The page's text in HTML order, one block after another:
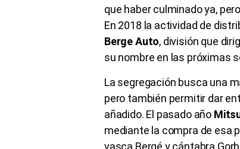
que haber culminado ya,
En 2018 la actividad de
Berge Auto, división que
su nombre en las próximas
La segregación busca una
pero también permitir dar
añadido. El pasado año
mediante la compra de esa
vasca Bergé y cántabra